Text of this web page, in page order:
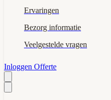
Ervaringen
Bezorg informatie
Veelgestelde vragen
Inloggen Offerte